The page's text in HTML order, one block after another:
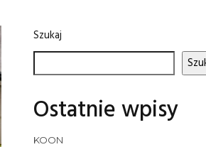
Szukaj
Ostatnie wpisy
KOON